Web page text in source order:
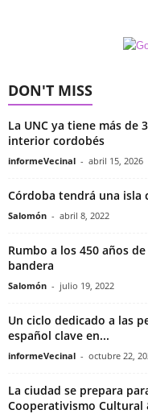
DON'T MISS
La UNC ya tiene más de
interior cordobés
informeVecinal - abril 15, 2026
Córdoba tendrá una isla
Salomón - abril 8, 2022
Rumbo a los 450 años
bandera
Salomón - julio 19, 2022
Un ciclo dedicado a las
español clave en...
informeVecinal - octubre 22,
La ciudad se prepara
Cooperativismo Cultural